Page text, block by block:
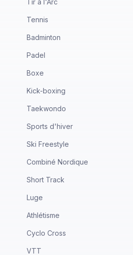
Tir à l'Arc
Tennis
Badminton
Padel
Boxe
Kick-boxing
Taekwondo
Sports d'hiver
Ski Freestyle
Combiné Nordique
Short Track
Luge
Athlétisme
Cyclo Cross
VTT